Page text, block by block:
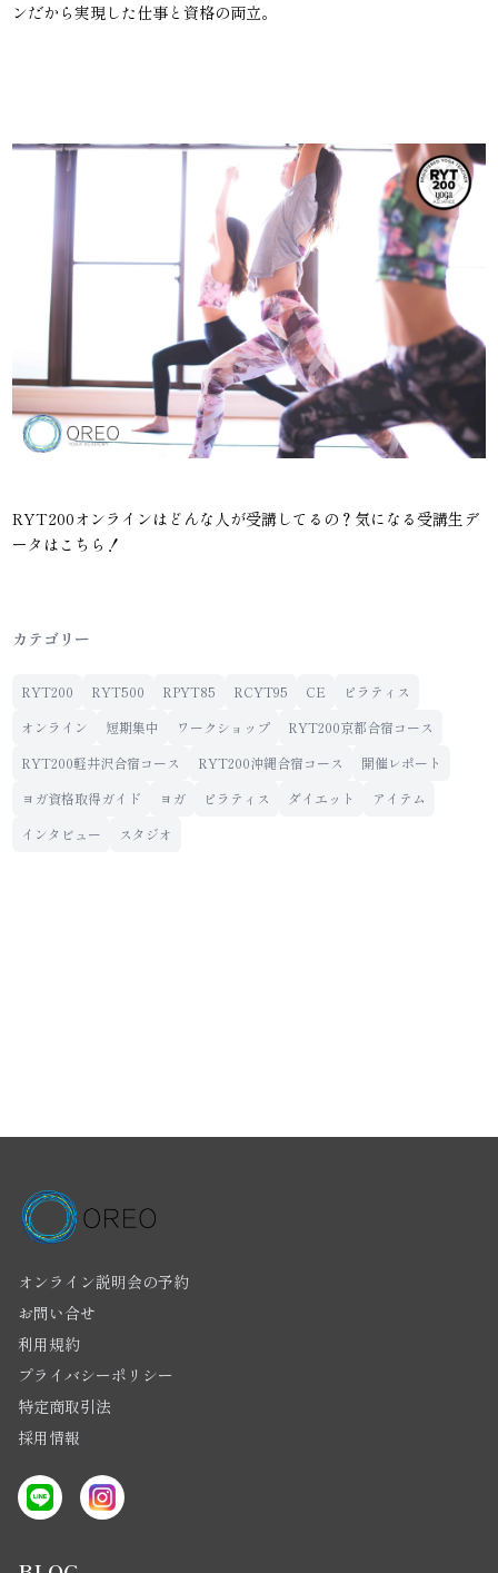
ンだから実現した仕事と資格の両立。
RYT200オンラインはどんな人が受講してるの？気になる受講生デ
ータはこちら！
カテゴリー
RYT200 RYT500 RPYT85 RCYT95 CE
ピラティス
オンライン
短期集中 ワークショップ
RYT200京都合宿コース
RYT200軽井沢合宿コース
RYT200沖縄合宿コース
開催レポート
ヨガ資格取得ガイド
ヨガ ピラティス ダイエット
アイテム
インタビュー
スタジオ
オンライン説明会の予約
お問い合せ
利用規約
プライバシーポリシー
特定商取引法
採用情報